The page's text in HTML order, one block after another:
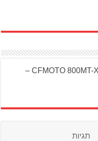
מבחן ארוך טווח ל־CFMOTO 800MT-X –
תגיות